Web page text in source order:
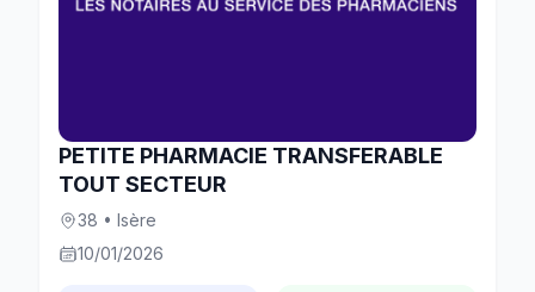
PETITE PHARMACIE TRANSFERABLE
TOUT SECTEUR
38 • Isère
10/01/2026